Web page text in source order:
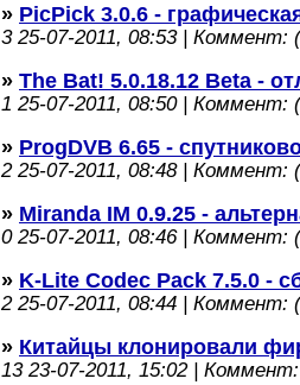
» PicPick 3.0.6 -
325-07-2011, 08:53 | Коммент:
» The Bat! 5.0.18.12 Beta -
1 25-07-2011, 08:50 | Коммент:
» ProgDVB 6.65 -
225-07-2011, 08:48 | Коммент:
» Miranda IM 0.9.25 -
025-07-2011, 08:46 | Коммент:
» K-Lite Codec Pack 7.5.0 -
225-07-2011, 08:44 | Коммент:
» Китайцы клонировали
1323-07-2011, 15:02 |